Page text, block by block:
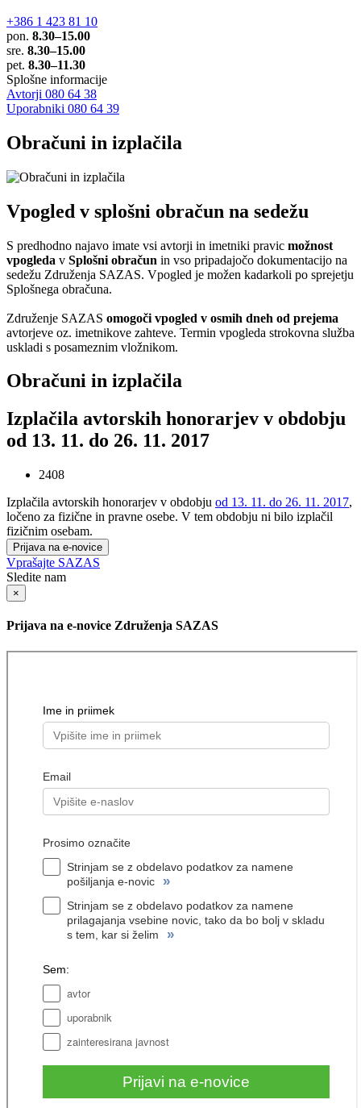
+386 1 423 81 10
pon. 8.30–15.00
sre. 8.30–15.00
pet. 8.30–11.30
Splošne informacije
Avtorji 080 64 38
Uporabniki 080 64 39
Obračuni in izplačila
Vpogled v splošni obračun na sedežu
S predhodno najavo imate vsi avtorji in imetniki pravic možnost
vpogleda v Splošni obračun in vso pripadajočo dokumentacijo na
sedežu Združenja SAZAS. Vpogled je možen kadarkoli po sprejetju
Splošnega obračuna.
Združenje SAZAS omogoči vpogled v osmih dneh od prejema
avtorjeve oz. imetnikove zahteve. Termin vpogleda strokovna služba
uskladi s posameznim vložnikom.
Obračuni in izplačila
Izplačila avtorskih honorarjev v obdobju
od 13. 11. do 26. 11. 2017
2408
Izplačila avtorskih honorarjev v obdobju od 13. 11. do 26. 11. 2017,
ločeno za fizične in pravne osebe. V tem obdobju ni bilo izplačil
fizičnim osebam.
Prijava na e-novice
Vprašajte SAZAS
Sledite nam
×
Prijava na e-novice Združenja SAZAS